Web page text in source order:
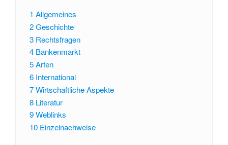
1 Allgemeines
2Geschichte
3 Rechtsfragen
4 Bankenmarkt
5Arten
6 International
7Wirtschaftliche Aspekte
8 Literatur
9Weblinks
10 Einzelnachweise